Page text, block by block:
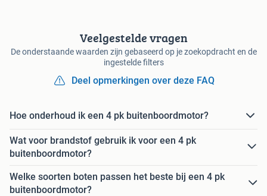
Veelgestelde vragen
De onderstaande waarden zijn gebaseerd op je zoekopdracht en de
ingestelde filters
Deel opmerkingen over deze FAQ
Hoe onderhoud ik een 4 pk buitenboordmotor?
Wat voor brandstof gebruik ik voor een 4 pk
buitenboordmotor?
Welke soorten boten passen het beste bij een 4 pk
buitenboordmotor?